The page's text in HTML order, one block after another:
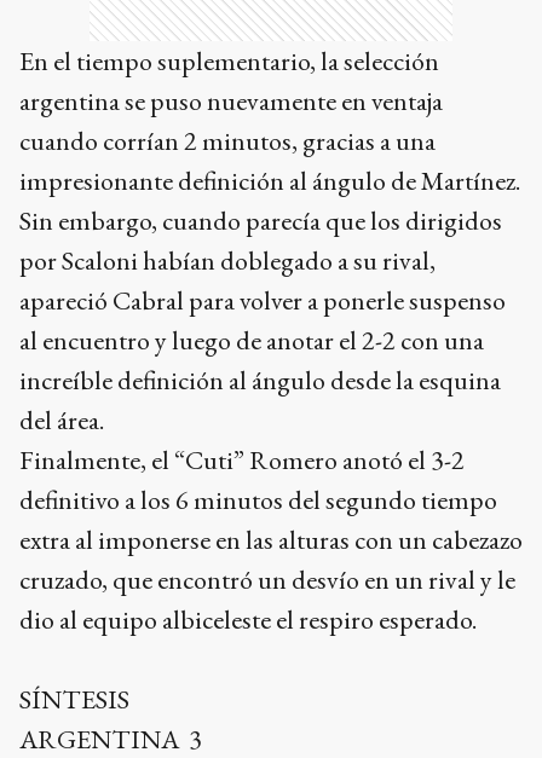
En el tiempo suplementario, la selección
argentina se puso nuevamente en ventaja
cuando corrían 2 minutos, gracias a una
impresionante definición al ángulo de Martínez.
Sin embargo, cuando parecía que los dirigidos
por Scaloni habían doblegado a su rival,
apareció Cabral para volver a ponerle suspenso
al encuentro y luego de anotar el 2-2 con una
increíble definición al ángulo desde la esquina
del área.
Finalmente, el “Cuti” Romero anotó el 3-2
definitivo a los 6 minutos del segundo tiempo
extra al imponerse en las alturas con un cabezazo
cruzado, que encontró un desvío en un rival y le
dio al equipo albiceleste el respiro esperado.
SÍNTESIS
ARGENTINA 3